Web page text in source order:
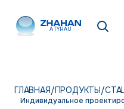
ATYRAU
ГЛАВНАЯ/ПРОДУКТЫ/
Индивидуальное